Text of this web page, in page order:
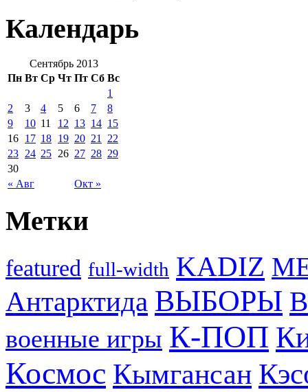
Календарь
Сентябрь 2013
Пн Вт Ср Чт Пт Сб Вс
« Авг Окт »
1
2
3 4 5 6 7
8
9
10 11 12 13 14 15
16 17 18 19 20 21
22
23 24 25 26 27 28 29
30
Метки
featured full-width KADIZ
Антарктида ВЫБОРЫ
военные игры К-ПОП
Космос Кымгансан